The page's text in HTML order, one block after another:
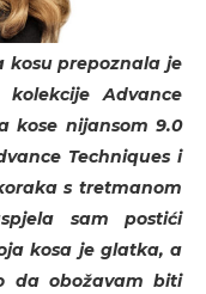
kosu prepoznala je
Advance
kose nijansom 9.0
Techniques i
s tretmanom
sam postići
kosa je glatka, a
da obožavam biti